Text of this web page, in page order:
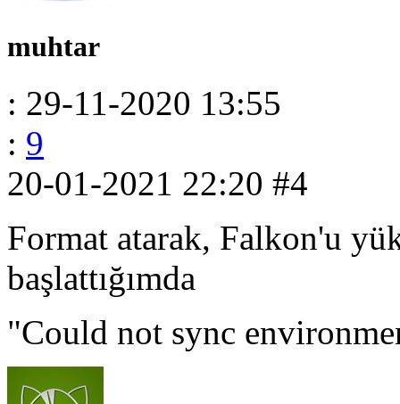
muhtar
: 29-11-2020 13:55
: 9
20-01-2021 22:20 #4
Format atarak, Falkon'u
başlattığımda
"Could not sync